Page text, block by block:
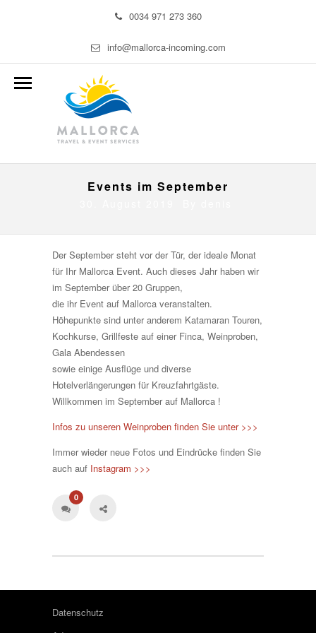
0034 971 273 360
info@mallorca-incoming.com
Events im September
Der September steht vor der Tür, der ideale Monat
für Ihr Mallorca Event. Auch dieses Jahr haben wir
im September über 20 Gruppen,
die ihr Event auf Mallorca veranstalten.
Höhepunkte sind unter anderem Katamaran Touren,
Kochkurse, Grillfeste auf einer Finca, Weinproben,
Gala Abendessen
sowie einige Ausflüge und diverse
Hotelverlängerungen für Kreuzfahrtgäste.
Willkommen im September auf Mallorca !
Infos zu unseren Weinproben finden Sie unter >>>
Immer wieder neue Fotos und Eindrücke finden Sie
auch auf Instagram >>>
0
Datenschutz